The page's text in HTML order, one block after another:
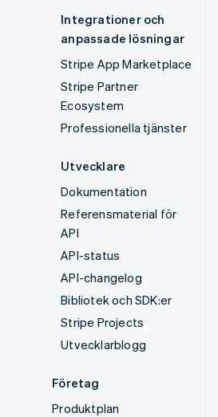
Integrationer och
anpassade lösningar
Stripe App Marketplace
Stripe Partner
Ecosystem
Professionella tjänster
Utvecklare
Dokumentation
Referensmaterial för
API
API-status
API-changelog
Bibliotek och SDK:er
Stripe Projects
Utvecklarblogg
Företag
Produktplan